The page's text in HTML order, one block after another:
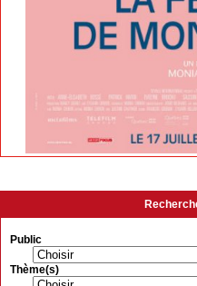
Public
Thème(s)